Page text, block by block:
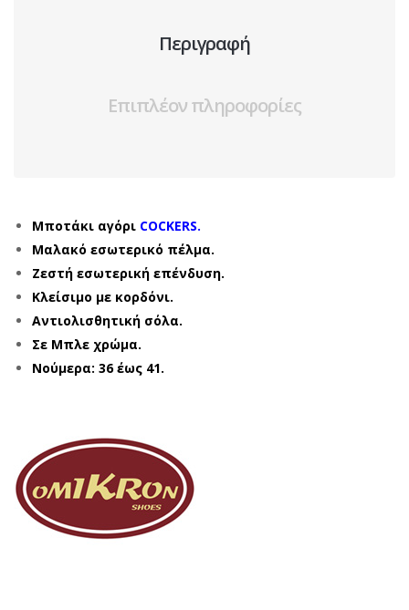
Περιγραφή
Επιπλέον πληροφορίες
Μποτάκι αγόρι COCKERS.
Μαλακό εσωτερικό πέλμα.
Ζεστή εσωτερική επένδυση.
Κλείσιμο με κορδόνι.
Αντιολισθητική σόλα.
Σε Μπλε χρώμα.
Νούμερα: 36 έως 41.